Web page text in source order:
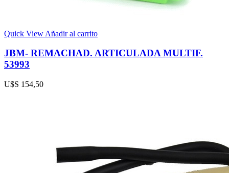
Quick View Añadir al carrito
JBM- REMACHAD. ARTICULADA MULTIF.
53993
U$S 154,50